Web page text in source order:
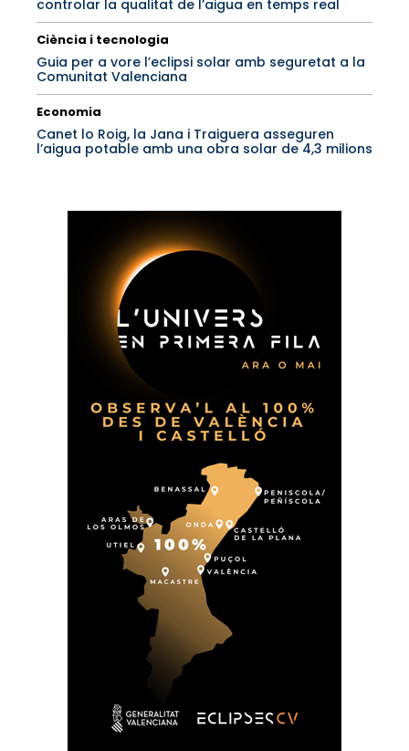
controlar la qualitat de l’aigua en temps real
Ciència i tecnologia
Guia per a vore l’eclipsi solar amb seguretat a la
Comunitat Valenciana
Economia
Canet lo Roig, la Jana i Traiguera asseguren
l’aigua potable amb una obra solar de 4,3 milions